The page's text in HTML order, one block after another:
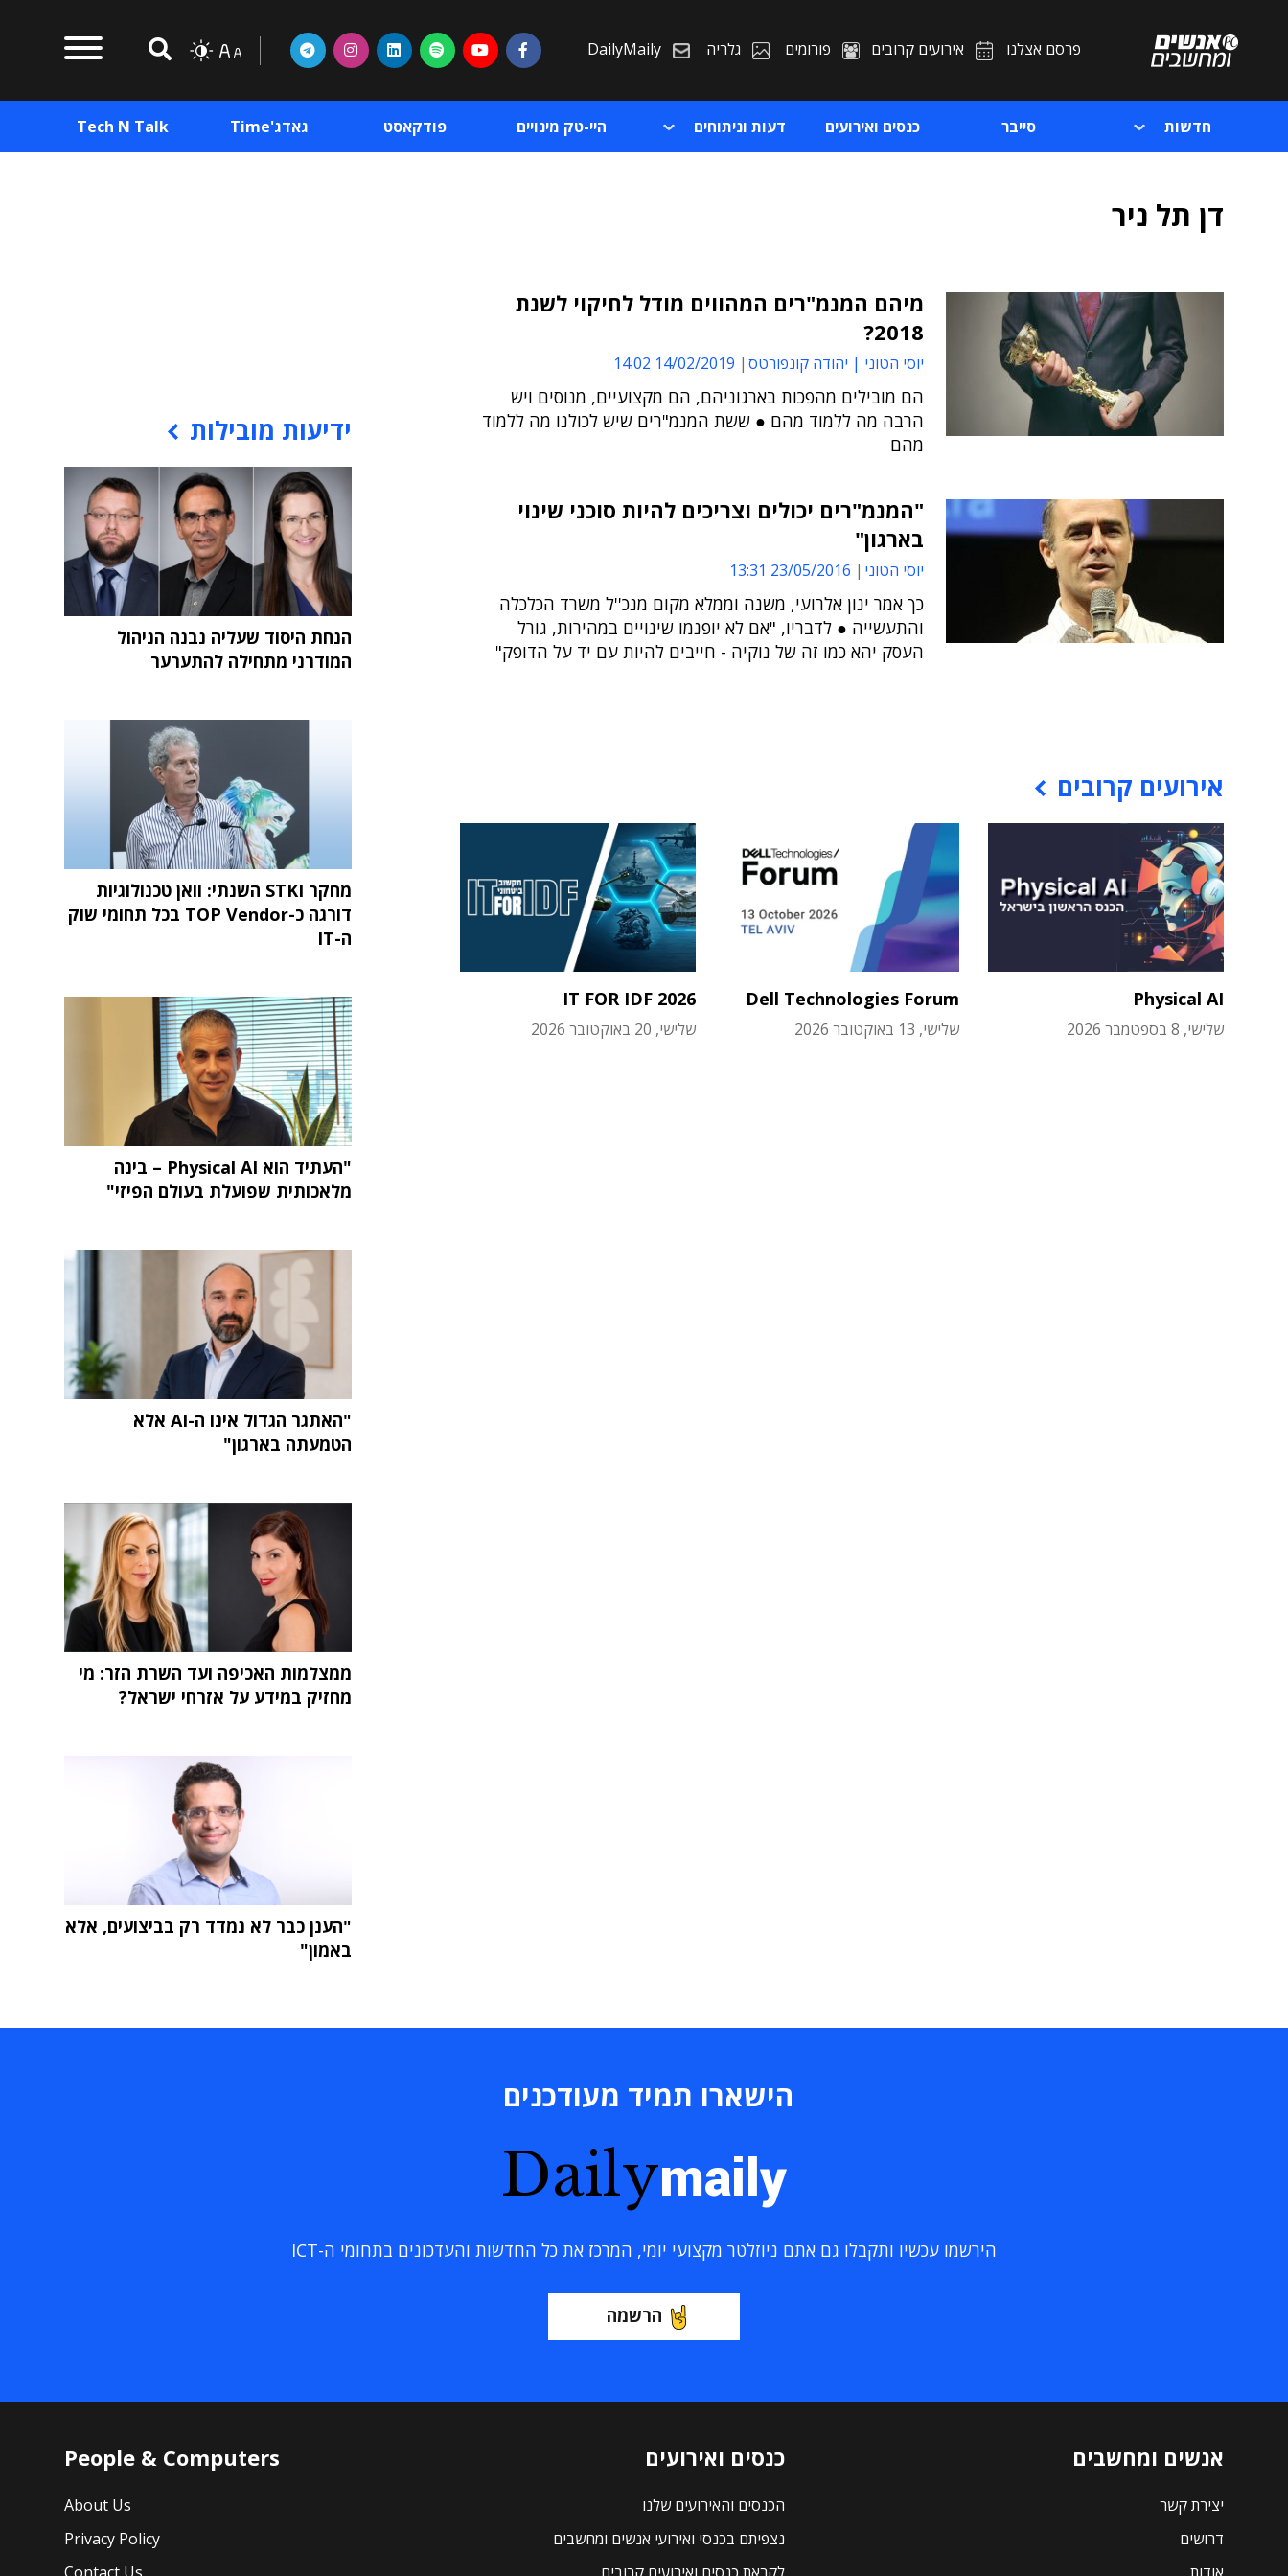
פרסם אצלנו אירועים קרובים פורומים גלריה DailyMaily
חדשות סייבר כנסים ואירועים דעות וניתוחים היי-טק מינויים פודקאסט גאדג'Time Tech N Talk
דן תל ניר
מיהם המנמ"רים המהווים מודל לחיקוי לשנת
2018?
יוסי הטוני | יהודה קונפורטס 14/02/2019 14:02
הם מובילים מהפכות בארגוניהם, הם מקצועיים, מנוסים ויש
הרבה מה ללמוד מהם ● ששת המנמ"רים שיש לכולנו מה ללמוד
מהם
"המנמ"רים יכולים וצריכים להיות סוכני שינוי
בארגון"
יוסי הטוני 23/05/2016 13:31
כך אמר ינון אלרועי, משנה וממלא מקום מנכ''ל משרד הכלכלה
והתעשייה ● לדבריו, "אם לא יופנמו שינויים במהירות, גורל
העסק יהא כמו זה של נוקיה - חייבים להיות עם יד על הדופק"
אירועים קרובים
Physical AI
שלישי, 8 בספטמבר 2026
Dell Technologies Forum
שלישי, 13 באוקטובר 2026
IT FOR IDF 2026
שלישי, 20 באוקטובר 2026
ידיעות מובילות
הנחת היסוד שעליה נבנה הניהול
המודרני מתחילה להתערער
מחקר STKI השנתי: וואן טכנולוגיות
דורגה כ-TOP Vendor בכל תחומי שוק
ה-IT
"העתיד הוא Physical AI – בינה
מלאכותית שפועלת בעולם הפיזי"
"האתגר הגדול אינו ה-AI אלא
הטמעתה בארגון"
ממצלמות האכיפה ועד השרת הזר: מי
מחזיק במידע על אזרחי ישראל?
"הענן כבר לא נמדד רק בביצועים, אלא
באמון"
הישארו תמיד מעודכנים
Dailymaily
הירשמו עכשיו ותקבלו גם אתם ניוזלטר מקצועי יומי, המרכז את כל החדשות והעדכונים בתחומי ה-ICT
הרשמה
אנשים ומחשבים
יצירת קשר
דרושים
כנסים ואירועים
הכנסים והאירועים שלנו
נצפיתם בכנסי ואירועי אנשים ומחשבים
People & Computers
About Us
Privacy Policy